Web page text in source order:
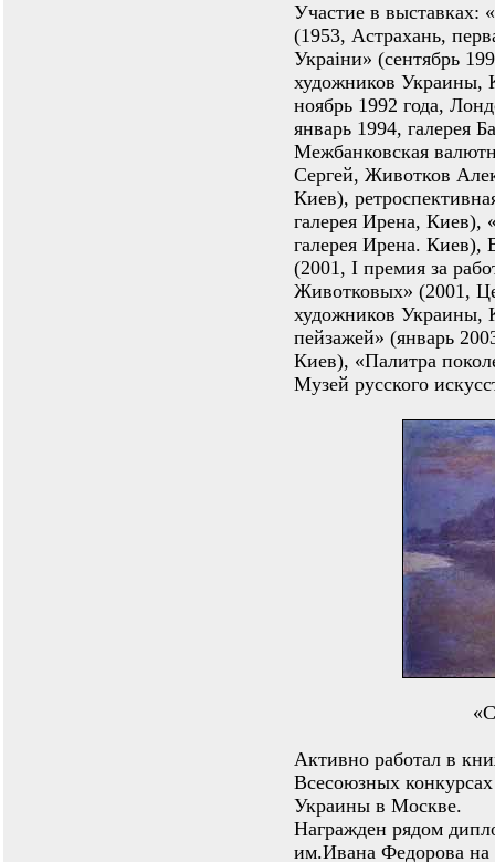
Участие в выставках:
(1953, Астрахань,
Украіни» (сентябрь
художников Украины,
ноябрь 1992 года,
январь 1994, галерея
Межбанковская
Сергей, Животков
Киев),
галерея Ирена, Киев),
галерея Ирена. Киев),
(2001, I премия за
Животковых» (2001,
художников Украины,
пейзажей» (январь
Киев), «Палитра
Музей русского
Активно работал в
Всесоюзных
Украины в Москве.
Награжден рядом
им.Ивана Федорова